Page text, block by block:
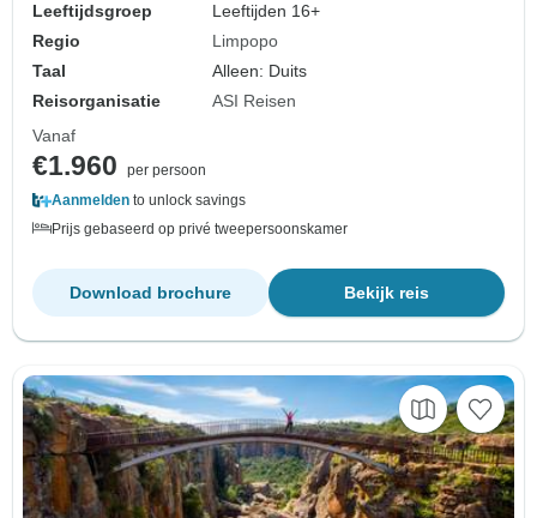
Leeftijdsgroep
Leeftijden 16+
Regio
Limpopo
Taal
Alleen: Duits
Reisorganisatie
ASI Reisen
Vanaf
€1.960
per persoon
Aanmelden to unlock savings
Prijs gebaseerd op privé tweepersoonskamer
Bekijk reis
Download brochure